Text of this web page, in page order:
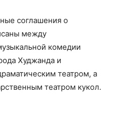
соглашения о
между
комедии
Худжанда и
театром, а
театром кукол.